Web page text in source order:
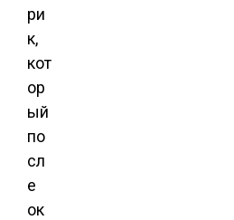
ри
к,
кот
ор
ый
по
сл
е
ок